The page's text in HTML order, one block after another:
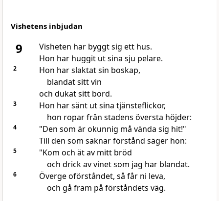
Vishetens inbjudan
9
Visheten har byggt sig ett hus.
Hon har huggit ut sina sju pelare.
2
Hon har slaktat sin boskap,
blandat sitt vin
och dukat sitt bord.
3
Hon har sänt ut sina tjänsteflickor,
hon ropar från stadens översta höjder:
4
"Den som är okunnig må vända sig hit!"
Till den som saknar förstånd säger hon:
5
"Kom och ät av mitt bröd
och drick av vinet som jag har blandat.
6
Överge oförståndet, så får ni leva,
och gå fram på förståndets väg.